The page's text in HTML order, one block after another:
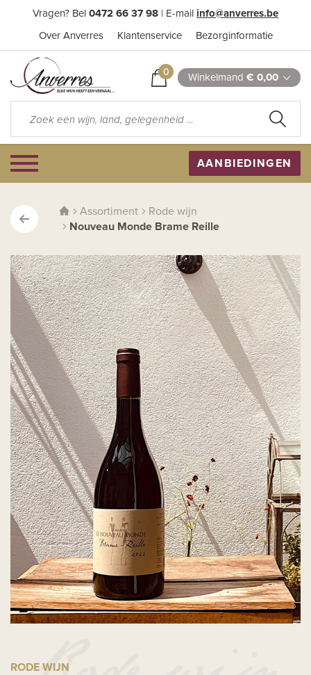
Vragen? Bel 0472 66 37 98 | E-mail info@anverres.be
Over Anverres Klantenservice Bezorginformatie
0 Winkelmand € 0,00
AANBIEDINGEN
Assortiment
Rode wijn
Nouveau Monde Brame Reille
RODE WIJN